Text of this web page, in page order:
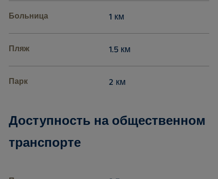
Больница 1 км
Пляж 1.5 км
Парк 2 км
Доступность на общественном
транспорте